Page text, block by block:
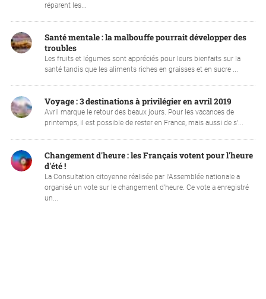
réparent les...
Santé mentale : la malbouffe pourrait développer des
troubles
Les fruits et légumes sont appréciés pour leurs bienfaits sur la
santé tandis que les aliments riches en graisses et en sucre ...
Voyage : 3 destinations à privilégier en avril 2019
Avril marque le retour des beaux jours. Pour les vacances de
printemps, il est possible de rester en France, mais aussi de s’...
Changement d'heure : les Français votent pour l'heure
d'été !
La Consultation citoyenne réalisée par l’Assemblée nationale a
organisé un vote sur le changement d’heure. Ce vote a enregistré
un...